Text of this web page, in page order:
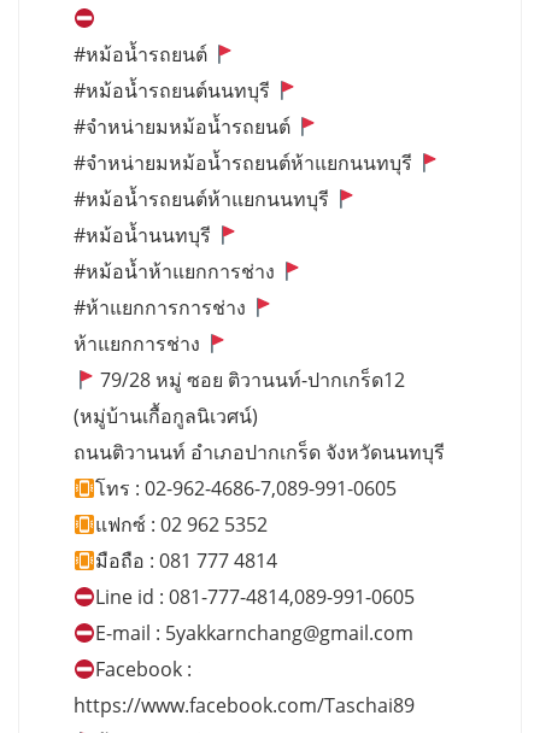
#หม้อน้ำรถยนต์
#หม้อน้ำรถยนต์นนทบุรี
#จำหน่ายมหม้อน้ำรถยนต์
#จำหน่ายมหม้อน้ำรถยนต์ห้าแยกนนทบุรี
#หม้อน้ำรถยนต์ห้าแยกนนทบุรี
#หม้อน้ำนนทบุรี
#หม้อน้ำห้าแยกการช่าง
#ห้าแยกการการช่าง
ห้าแยกการช่าง
79/28 หมู่ ซอย ติวานนท์-ปากเกร็ด12
(หมู่บ้านเกื้อกูลนิเวศน์)
ถนนติวานนท์ อำเภอปากเกร็ด จังหวัดนนทบุรี
โทร : 02-962-4686-7,089-991-0605
แฟกซ์ : 02 962 5352
มือถือ : 081 777 4814
Line id : 081-777-4814,089-991-0605
E-mail : 5yakkarnchang@gmail.com
Facebook :
https://www.facebook.com/Taschai89